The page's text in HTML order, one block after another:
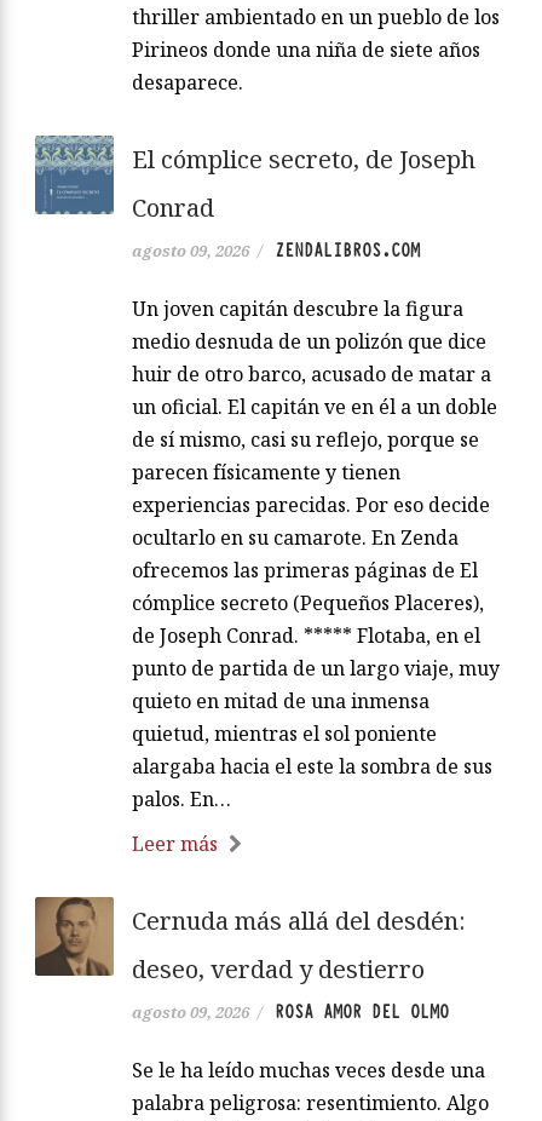
thriller ambientado en un pueblo de los
Pirineos donde una niña de siete años
desaparece.
El cómplice secreto, de Joseph
Conrad
agosto 09, 2026 / ZENDALIBROS.COM
Un joven capitán descubre la figura
medio desnuda de un polizón que dice
huir de otro barco, acusado de matar a
un oficial. El capitán ve en él a un doble
de sí mismo, casi su reflejo, porque se
parecen físicamente y tienen
experiencias parecidas. Por eso decide
ocultarlo en su camarote. En Zenda
ofrecemos las primeras páginas de El
cómplice secreto (Pequeños Placeres),
de Joseph Conrad. ***** Flotaba, en el
punto de partida de un largo viaje, muy
quieto en mitad de una inmensa
quietud, mientras el sol poniente
alargaba hacia el este la sombra de sus
palos. En…
Leer más
Cernuda más allá del desdén:
deseo, verdad y destierro
agosto 09, 2026 / ROSA AMOR DEL OLMO
Se le ha leído muchas veces desde una
palabra peligrosa: resentimiento. Algo